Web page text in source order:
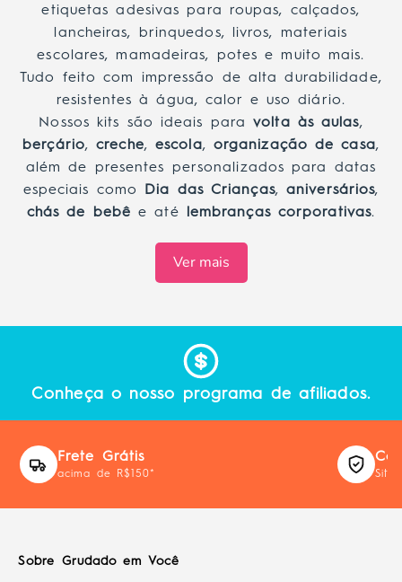
etiquetas adesivas para roupas, calçados,
lancheiras, brinquedos, livros, materiais
escolares, mamadeiras, potes e muito mais.
Tudo feito com impressão de alta durabilidade,
resistentes à água, calor e uso diário.
Nossos kits são ideais paravolta às aulas,
berçário,creche, escola, organização de casa,
além de presentes personalizados para datas
especiais como Dia das Crianças, aniversários,
chás de bebê e até lembranças corporativas.
Ver mais
Conheça o nosso programa de afiliados.
Frete Grátis
acima de R$150* Site
Sobre Grudado em Você